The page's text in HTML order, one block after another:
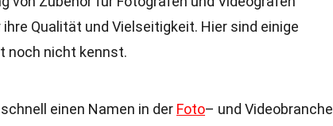
Qualität und Vielseitigkeit. Hier sind einige
noch nicht kennst.
einen Namen in der Foto– und Videobranche